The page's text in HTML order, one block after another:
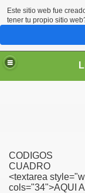
CODIGOS
CUADRO
<textarea
cols="34">AQUI
Este sitio web fue
tener tu propio sitio